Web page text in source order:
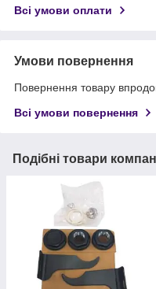
Всі умови оплати
Умови повернення
Повернення товару
Всі умови повернення
Подібні товари